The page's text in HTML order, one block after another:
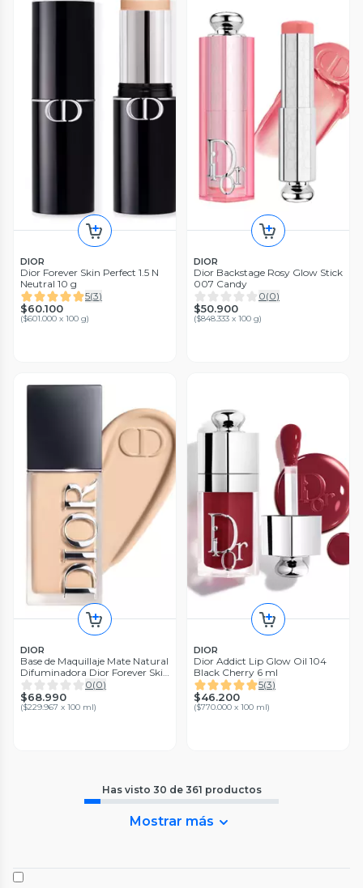
DIOR
Dior Forever Skin Perfect 1.5 N
Neutral 10 g
5(3)
$60.100
($601.000 x 100 g)
DIOR
Dior Backstage Rosy Glow Stick
007 Candy
0(0)
$50.900
($848.333 x 100 g)
DIOR
Base de Maquillaje Mate Natural
Difuminadora Dior Forever Skin
Wear 1.5 Neutral
0(0)
$68.990
($229.967 x 100 ml)
DIOR
Dior Addict Lip Glow Oil 104
Black Cherry 6 ml
5(3)
$46.200
($770.000 x 100 ml)
Has visto 30 de 361 productos
Mostrar más